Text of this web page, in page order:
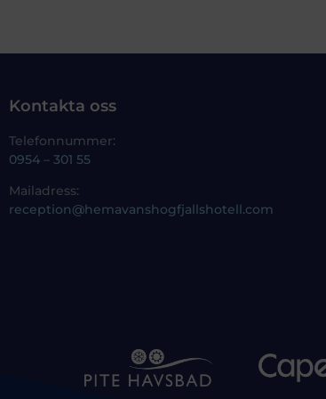
Kontakta oss
Telefonnummer:
0954 – 301 55
Mailadress:
reception@hemavanshogfjallshotell.com